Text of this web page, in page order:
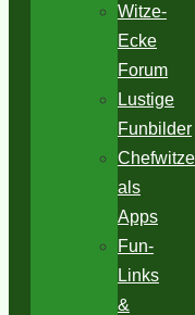
Witze-
Ecke
Forum
Lustige
Funbilder
als
Apps
Fun-
Links
&